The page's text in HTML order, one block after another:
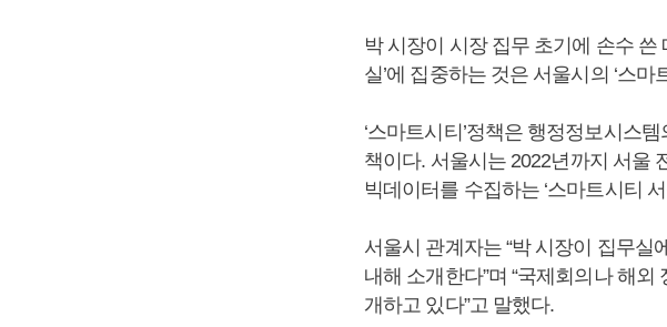
박 시장이 시장 집무 초기에 손수 쓴
실’에 집중하는 것은 서울시의 ‘스
‘스마트시티’정책은 행정정보시스
책이다. 서울시는 2022년까지 서울
빅데이터를 수집하는 ‘스마트시티
서울시 관계자는 “박 시장이 집무실
내해 소개한다”며 “국제회의나 해
개하고 있다”고 말했다.